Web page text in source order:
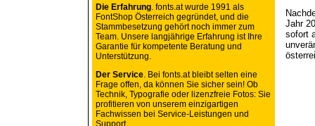
Die Erfahrung. fonts.at wurde 1991 als
FontShop Österreich gegründet, und die
Stammbesetzung gehört noch immer zum
Team. Unsere langjährige Erfahrung ist Ihre
Garantie für kompetente Beratung und
Unterstützung.
Der Service. Bei fonts.at bleibt selten eine
Frage offen, da können Sie sicher sein! Ob
Technik, Typografie oder lizenzfreie Fotos: Sie
profitieren von unserem einzigartigen
Fachwissen bei Service-Leistungen und
Support.
Jahr
sofort